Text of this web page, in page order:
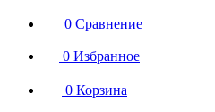
0 Сравнение
0 Избранное
0 Корзина